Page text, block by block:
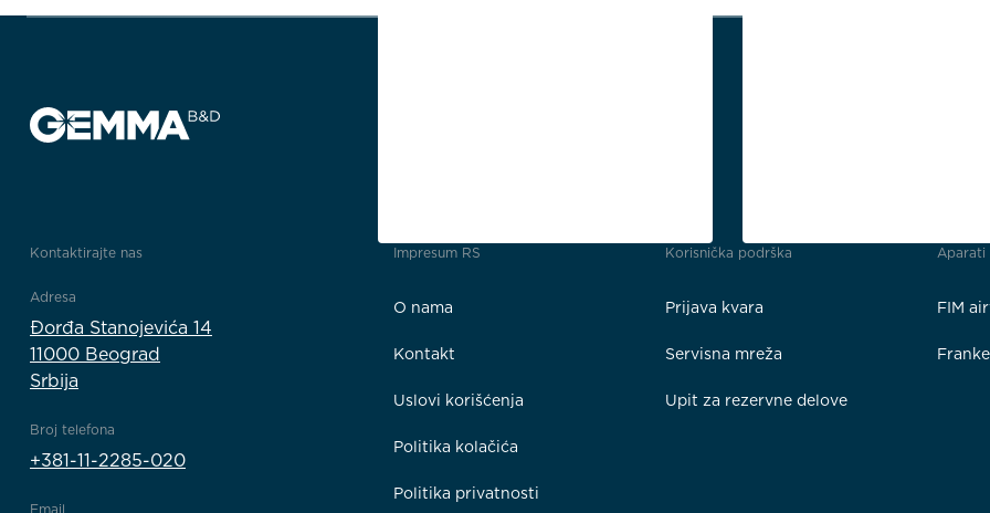
Kontaktirajte nas
Adresa
Đorđa Stanojevića 14
11000 Beograd
Srbija
Broj telefona
+381-11-2285-020
Email
Impresum RS
O nama
Kontakt
Uslovi korišćenja
Politika kolačića
Politika privatnosti
Korisnička podrška
Prijava kvara
Servisna mreža
Upit za rezervne delove
Aparati
FIM
Franke